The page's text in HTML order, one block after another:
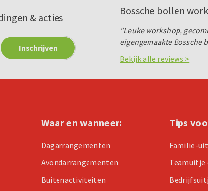
& acties
Bossche bollen
"Leuke workshop,
eigengemaakte Bossche
Bekijk alle reviews >
Waar en wanneer:
Dagarrangementen
Avondarrangementen
Buitenactiviteiten
Tips
Familie-
Teamuitje